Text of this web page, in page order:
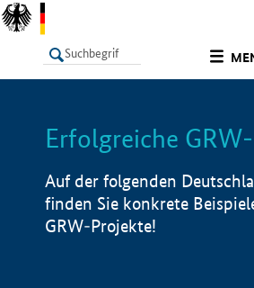
LISTE
Erfolgreiche
Auf der folgenden
finden Sie konkrete
GRW-Projekte!